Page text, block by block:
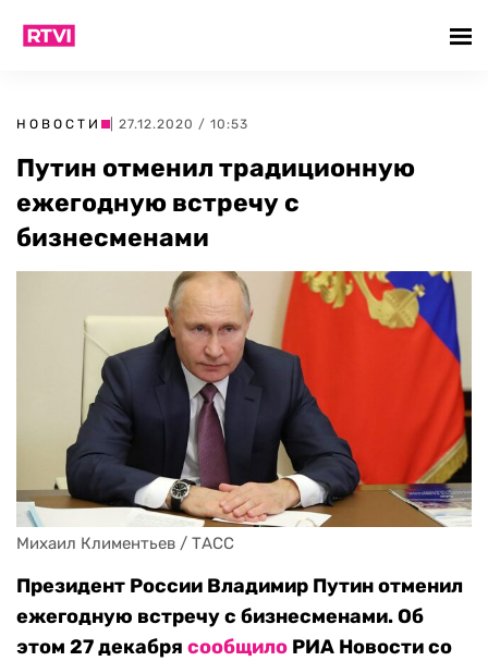
НОВОСТИ | 27.12.2020 / 10:53
Путин отменил традиционную
ежегодную встречу с
бизнесменами
Михаил Климентьев / ТАСС
Президент России Владимир Путин отменил
ежегодную встречу с бизнесменами. Об
этом 27 декабря сообщило РИА Новости со